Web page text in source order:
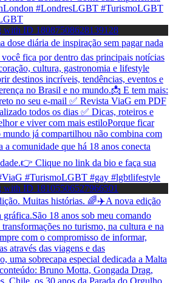
with ID 18087508628139128
with ID 18105506527966501